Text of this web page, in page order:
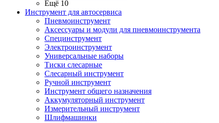
Ещё 10
Инструмент для автосервиса
Пневмоинструмент
Аксессуары и модули для пневмоинструмента
Специнструмент
Электроинструмент
Универсальные наборы
Тиски слесарные
Слесарный инструмент
Ручной инструмент
Инструмент общего назначения
Аккумуляторный инструмент
Измерительный инструмент
Шлифмашинки